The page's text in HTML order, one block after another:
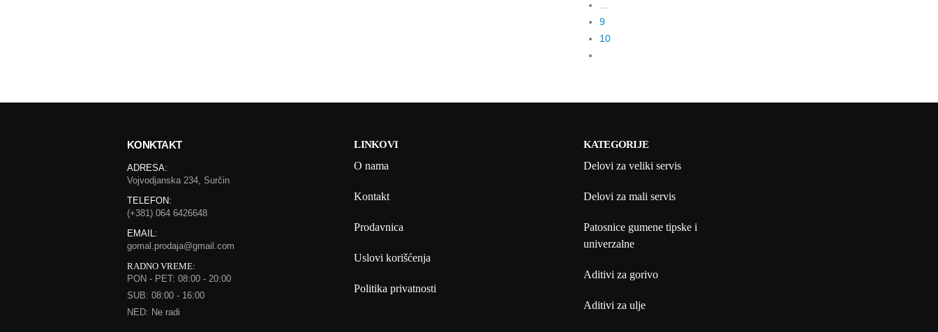
9
10
KONKTAKT
ADRESA:
Vojvodjanska 234, Surčin
TELEFON:
(+381) 064 6426648
EMAIL:
gomal.prodaja@gmail.com
RADNO VREME:
PON - PET: 08:00 - 20:00
SUB: 08:00 - 16:00
NED: Ne radi
LINKOVI
O nama
Kontakt
Prodavnica
Uslovi korišćenja
Politika privatnosti
KATEGORIJE
Delovi za veliki servis
Delovi za mali servis
Patosnice gumene tipske i
univerzalne
Aditivi za gorivo
Aditivi za ulje